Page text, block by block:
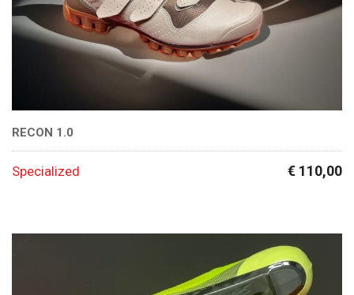
RECON 1.0
Specialized € 110,00